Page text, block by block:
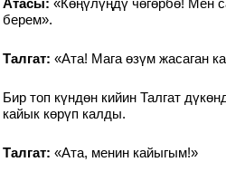
Атасы: «Көңүлүңдү чөгөрбө! Мен
берем».
Талгат: «Ата! Мага өзүм жасаган
Бир топ күндөн кийин Талгат
кайык көрүп калды.
Талгат: «Ата, менин кайыгым!»